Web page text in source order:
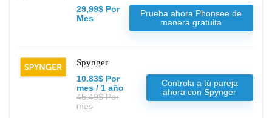
29,99$ Por
Mes
Prueba ahora Phonsee de
manera gratuita
Spynger
10.83$ Por
mes / 1 año
45.49$ Por
mes
Controla a tú pareja
ahora con Spynger